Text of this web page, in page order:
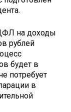
на доходы
рублей
будет в
потребует
в